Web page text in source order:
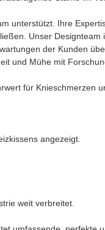
unterstützt. Ihre
Unser
der Kunden
und Mühe mit
für Knieschmerzen
angezeigt.
weit verbreitet.